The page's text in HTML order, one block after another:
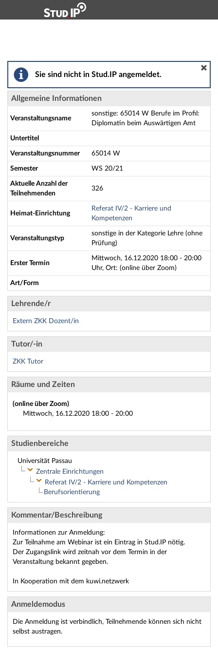
Hauptnavigation
sonstige: 65014 W Berufe im Profil: Diplomatin beim
Sie sind nicht in Stud.IP angemeldet.
Allgemeine Informationen
Veranstaltungsname
sonstige: 65014 W Berufe im Profil:
Diplomatin beim Auswärtigen Amt
Untertitel
Veranstaltungsnummer 65014 W
Semester WS 20/21
Aktuelle Anzahl der
Teilnehmenden
326
Heimat-Einrichtung
Referat IV/2 - Karriere und
Kompetenzen
Veranstaltungstyp
sonstige in der Kategorie Lehre (ohne
Prüfung)
Erster Termin
Mittwoch, 16.12.2020 18:00 - 20:00
Uhr, Ort: (online über Zoom)
Art/Form
Lehrende/r
Extern ZKK Dozent/in
Tutor/-in
ZKK Tutor
Räume und Zeiten
(online über Zoom)
Mittwoch, 16.12.2020 18:00 - 20:00
Studienbereiche
Universität Passau
Zentrale Einrichtungen
Referat IV/2 - Karriere und Kompetenzen
Berufsorientierung
Kommentar/Beschreibung
Informationen zur Anmeldung:
Zur Teilnahme am Webinar ist ein Eintrag in Stud.IP nötig.
Der Zugangslink wird zeitnah vor dem Termin in der
Veranstaltung bekannt gegeben.
In Kooperation mit dem kuwi.netzwerk
Anmeldemodus
Die Anmeldung ist verbindlich, Teilnehmende können sich nicht
selbst austragen.